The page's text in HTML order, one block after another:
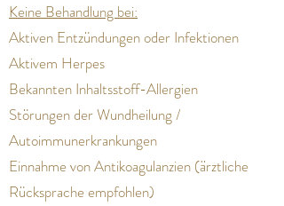
Keine Behandlung bei:
Aktiven Entzündungen oder Infektionen
Aktivem Herpes
Bekannten Inhaltsstoff-Allergien
Störungen der Wundheilung /
Autoimmunerkrankungen
Einnahme von Antikoagulanzien (ärztliche
Rücksprache empfohlen)